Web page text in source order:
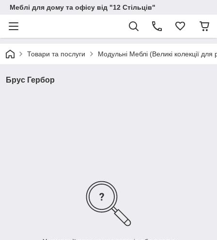
Меблі для дому та офісу від "12 Стільців"
Товари та послуги Модульні Меблі (Великі колекції для
Брус Гербор